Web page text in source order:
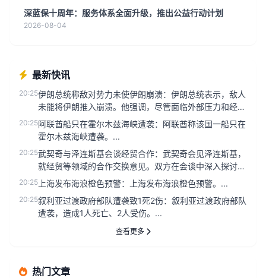
深蓝保十周年：服务体系全面升级，推出公益行动计划
2026-08-04
最新快讯
20:25伊朗总统称敌对势力未使伊朗崩溃：伊朗总统表示，敌人
未能将伊朗推入崩溃。他强调，尽管面临外部压力和经济
挑战，伊朗依然保持稳...
20:25阿联酋船只在霍尔木兹海峡遭袭：阿联酋称该国一船只在
霍尔木兹海峡遭袭。...
20:25武契奇与泽连斯基会谈经贸合作：武契奇会见泽连斯基，
就经贸等领域的合作交换意见。双方在会谈中深入探讨了
两国在贸易、投资及能...
20:25 上海发布海浪橙色预警：上海发布海浪橙色预警。...
20:25叙利亚过渡政府部队遭袭致1死2伤：叙利亚过渡政府部队
遭袭，造成1人死亡、2人受伤。...
查看更多
热门文章